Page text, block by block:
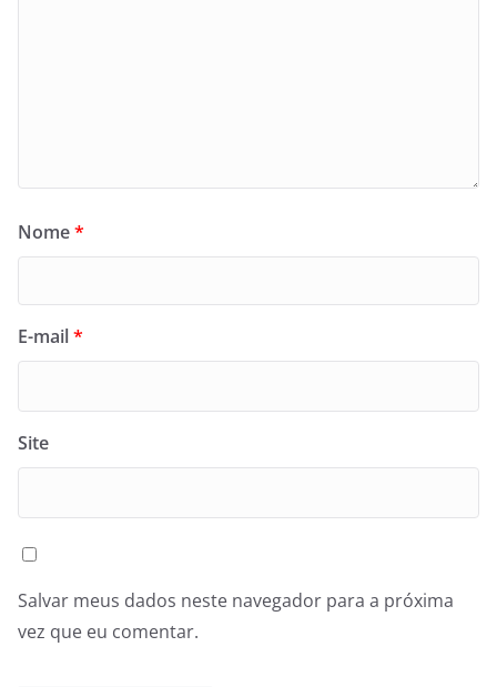
Nome*
E-mail*
Site
Salvar meus dados neste navegador para a próxima
vez que eu comentar.